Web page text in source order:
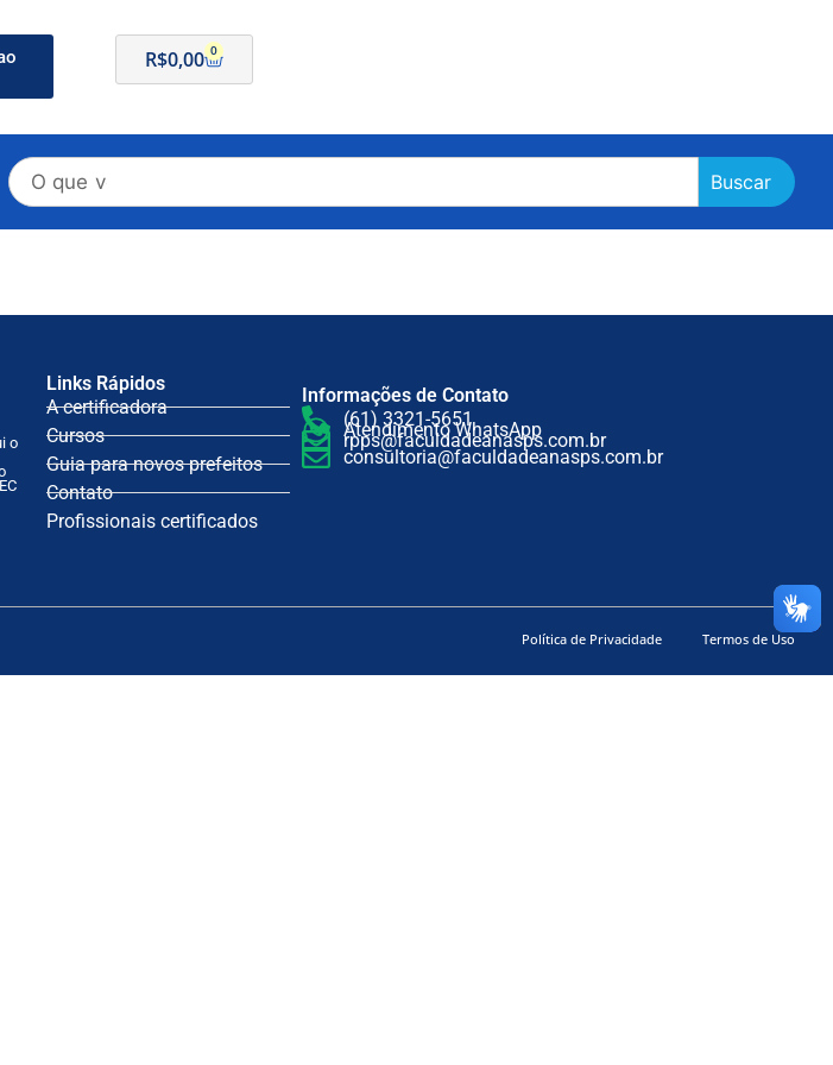
R$0,00 0
Buscar
o
Links Rápidos
A certificadora
Cursos
Guia para novos prefeitos
Contato
Profissionais certificados
Informações de Contato
(61) 3321-5651
Atendimento WhatsApp
rpps@faculdadeanasps.com.br
consultoria@faculdadeanasps.com.br
Política de Privacidade Termos de Uso